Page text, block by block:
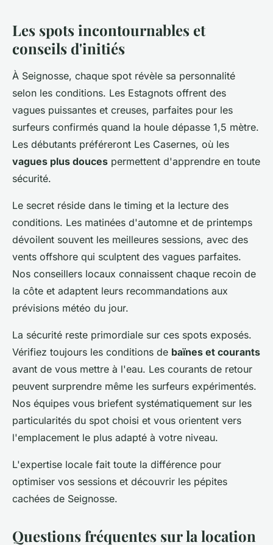
Les spots incontournables et
conseils d'initiés
À Seignosse, chaque spot révèle sa personnalité
selon les conditions. Les Estagnots offrent des
vagues puissantes et creuses, parfaites pour les
surfeurs confirmés quand la houle dépasse 1,5 mètre.
Les débutants préféreront Les Casernes, où les
vagues plus douces permettent d'apprendre en toute
sécurité.
Le secret réside dans le timing et la lecture des
conditions. Les matinées d'automne et de printemps
dévoilent souvent les meilleures sessions, avec des
vents offshore qui sculptent des vagues parfaites.
Nos conseillers locaux connaissent chaque recoin de
la côte et adaptent leurs recommandations aux
prévisions météo du jour.
La sécurité reste primordiale sur ces spots exposés.
Vérifiez toujours les conditions de baïnes et courants
avant de vous mettre à l'eau. Les courants de retour
peuvent surprendre même les surfeurs expérimentés.
Nos équipes vous briefent systématiquement sur les
particularités du spot choisi et vous orientent vers
l'emplacement le plus adapté à votre niveau.
L'expertise locale fait toute la différence pour
optimiser vos sessions et découvrir les pépites
cachées de Seignosse.
Questions fréquentes sur la location